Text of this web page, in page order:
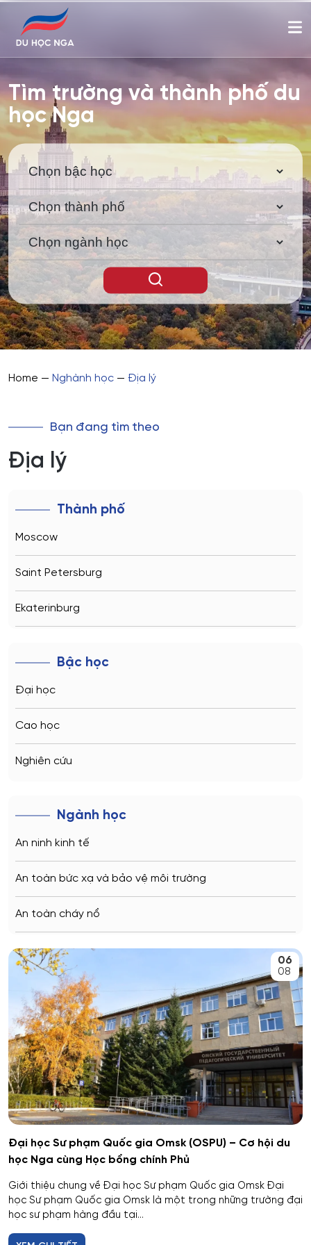
Tìm trường và thành phố du
học Nga
Home — Nghành học — Địa lý
Bạn đang tìm theo
Địa lý
Thành phố
Moscow
Saint Petersburg
Ekaterinburg
Kaliningrad
Kemerovo
Veliky Novgorod
Penza
Barnaul
Kursk
Kaluga
Voronezh
Bậc học
Đại học
Cao học
Nghiên cứu
Ngành học
An ninh kinh tế
An toàn bức xạ và bảo vệ môi trường
An toàn cháy nổ
An toàn kỹ thuật và môi trường
An toàn môi trường kỹ thuật
An toàn thông tin
Biên - Phiên dịch
Biểu diễn nghệ thuật múa
Báo chí
Bản đồ và Địa tin học
Bảo mật công nghệ thông tin trong thực thi pháp luật
Bảo mật máy tính
06
08
Đại học Sư phạm Quốc gia Omsk (OSPU) – Cơ hội du
học Nga cùng Học bổng chính Phủ
Giới thiệu chung về Đại học Sư phạm Quốc gia Omsk Đại
học Sư phạm Quốc gia Omsk là một trong những trường đại
học sư phạm hàng đầu tại...